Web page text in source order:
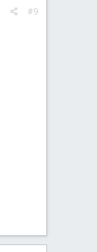
#9